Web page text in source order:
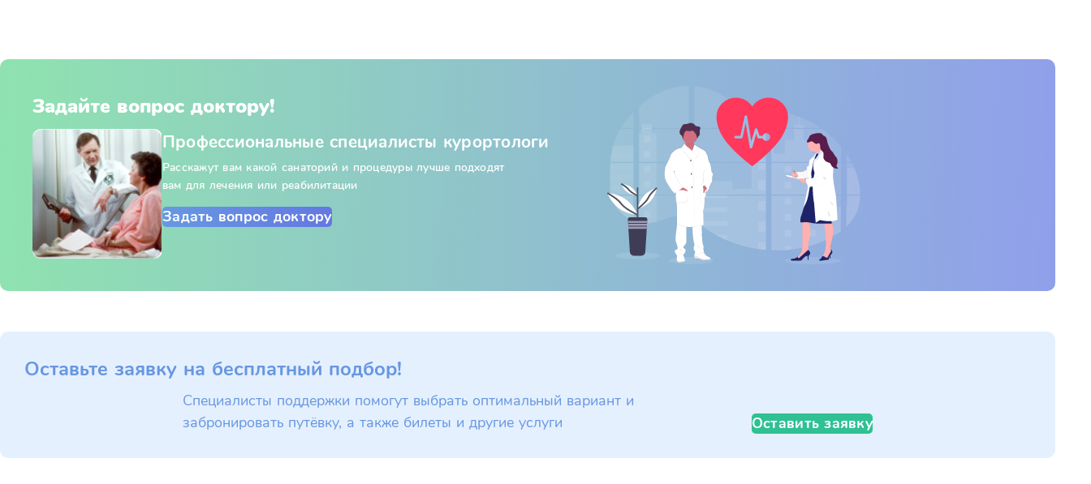
Задайте вопрос доктору!
Профессиональные специалисты курортологи
Расскажут вам какой санаторий и процедуры лучше подходят
вам для лечения или реабилитации
Задать вопрос доктору
Оставьте заявку на бесплатный подбор!
Специалисты поддержки помогут выбрать оптимальный вариант и
забронировать путёвку, а также билеты и другие услуги
Оставить заявку